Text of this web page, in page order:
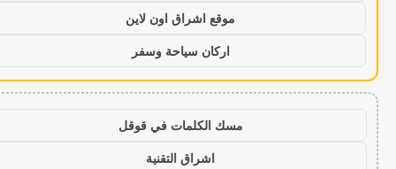
موقع اشراق اون لاين
اركان سياحة وسفر
مسك الكلمات في قوقل
اشراق التقنية